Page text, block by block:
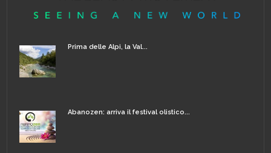
Prima delle Alpi, la Val...
Abanozen: arriva il festival olistico...